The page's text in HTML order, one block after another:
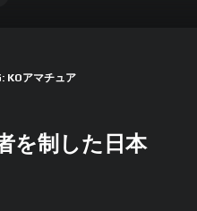
KOアマチュア
を制した日本